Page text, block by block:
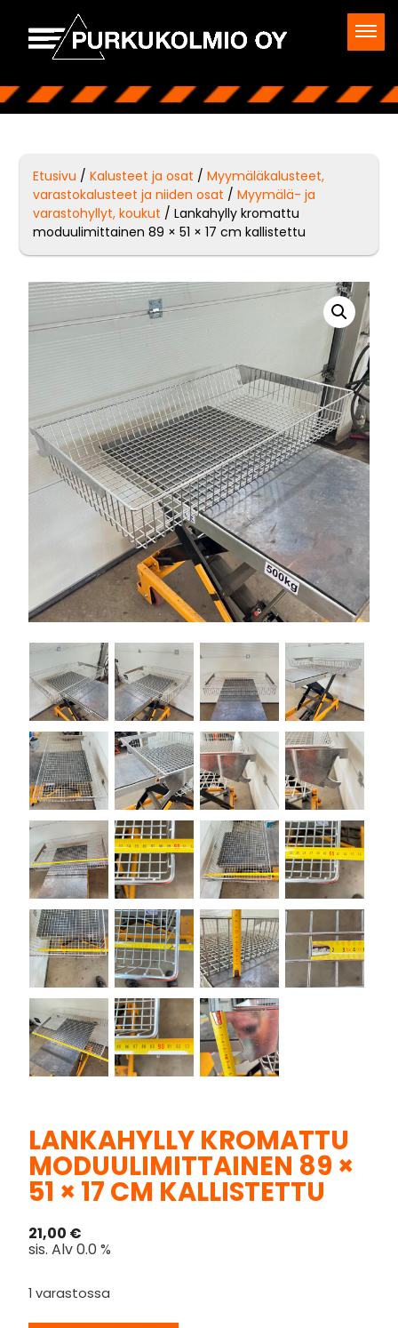
Etusivu /Kalusteet ja osat /Myymäläkalusteet,
varastokalusteet ja niiden osat /Myymälä- ja
varastohyllyt, koukut / Lankahylly kromattu
moduulimittainen 89 × 51 × 17 cm kallistettu
LANKAHYLLY KROMATTU
MODUULIMITTAINEN 89 ×
51 × 17 CM KALLISTETTU
21,00 €
sis. Alv 0.0 %
1 varastossa